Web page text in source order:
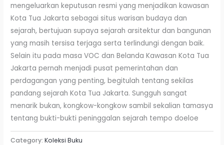
mengeluarkan keputusan resmi yang menjadikan kawasan
Kota Tua Jakarta sebagai situs warisan budaya dan
sejarah, bertujuan supaya sejarah arsitektur dan bangunan
yang masih tersisa terjaga serta terlindungi dengan baik.
Selain itu pada masa VOC dan Belanda Kawasan Kota Tua
Jakarta pernah menjadi pusat pemerintahan dan
perdagangan yang penting, begitulah tentang sekilas
pandang sejarah Kota Tua Jakarta. Sungguh sangat
menarik bukan, kongkow-kongkow sambil sekalian tamasya
tentang bukti-bukti peninggalan sejarah tempo doeloe
Category:Koleksi Buku